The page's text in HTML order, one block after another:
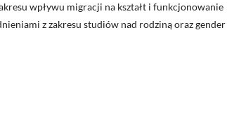
wpływu migracji na kształt i funkcjonowanie
z zakresu studiów nad rodziną oraz gender